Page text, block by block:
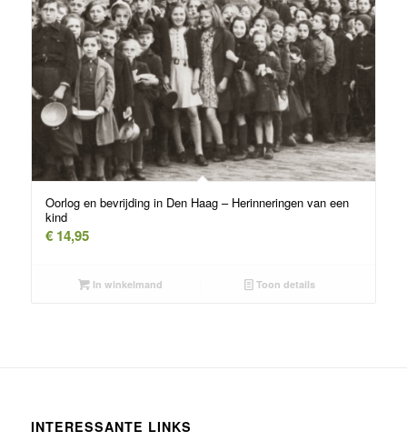
Oorlog en bevrijding in Den Haag – Herinneringen van een
kind
€14,95
In winkelmand Toon details
INTERESSANTE LINKS